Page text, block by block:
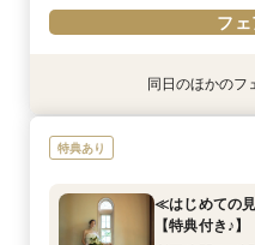
フ
【2時間30分
9:00〜
〈土日祝限定
9:00〜
週末限定≪気
9:00〜
同日のほかのフ
特典あり
≪はじめての
【特典付き♪】